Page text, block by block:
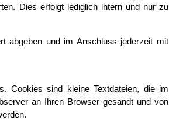
Dies erfolgt lediglich intern und nur zu
abgeben und im Anschluss jederzeit mit
Cookies sind kleine Textdateien, die im
an Ihren Browser gesandt und von